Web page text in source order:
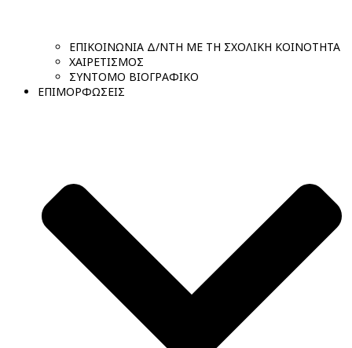
ΕΠΙΚΟΙΝΩΝΙΑ Δ/ΝΤΗ ΜΕ ΤΗ ΣΧΟΛΙΚΗ ΚΟΙΝΟΤΗΤΑ
ΧΑΙΡΕΤΙΣΜΟΣ
ΣΥΝΤΟΜΟ ΒΙΟΓΡΑΦΙΚΟ
ΕΠΙΜΟΡΦΩΣΕΙΣ